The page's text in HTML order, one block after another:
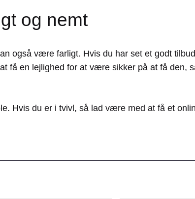
og nemt
også være farligt. Hvis du har set et godt
få en lejlighed for at være sikker på at få den,
Hvis du er i tvivl, så lad være med at få et